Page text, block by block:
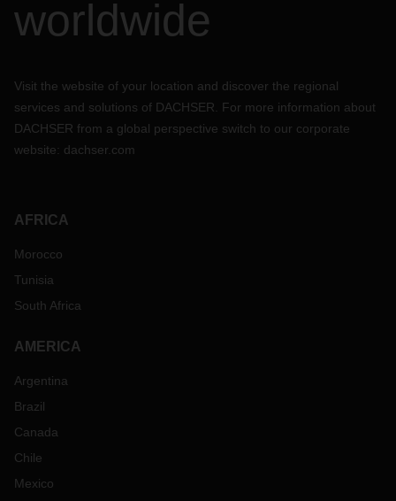
worldwide
Visit the website of your location and discover the regional
services and solutions of DACHSER. For more information about
DACHSER from a global perspective switch to our corporate
website: dachser.com
AFRICA
Morocco
Tunisia
South Africa
AMERICA
Argentina
Brazil
Canada
Chile
Mexico